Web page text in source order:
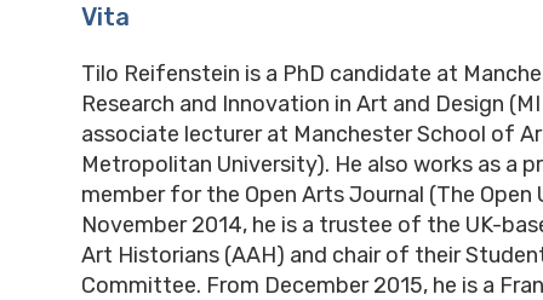
Vita
Tilo Reifenstein is a PhD candidate at
Research and Innovation in Art and Design
associate lecturer at Manchester School of
Metropolitan University). He also works as a
member for the Open Arts Journal (The Open
November 2014, he is a trustee of the UK-
Art Historians (AAH) and chair of their
Committee. From December 2015, he is a